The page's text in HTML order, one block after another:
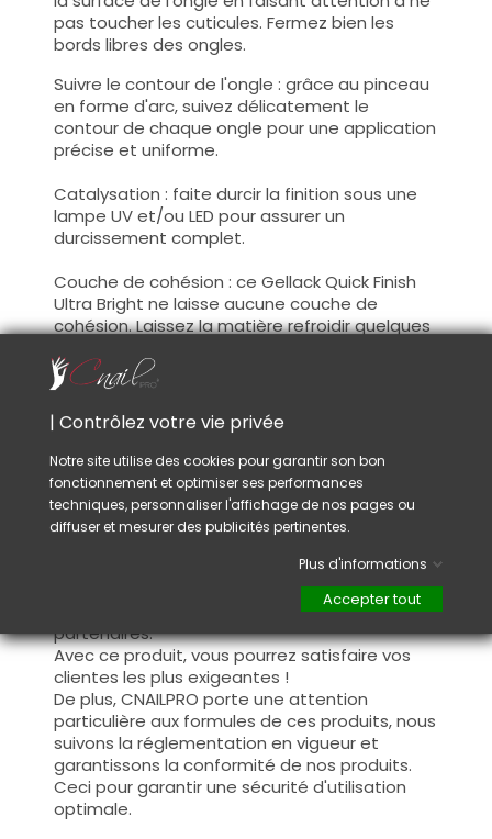
pas toucher les cuticules. Fermez bien les
bords libres des ongles.
Suivre le contour de l'ongle : grâce au pinceau
en forme d'arc, suivez délicatement le
contour de chaque ongle pour une application
précise et uniforme.
Catalysation : faite durcir la finition sous une
lampe UV et/ou LED pour assurer un
durcissement complet.
Couche de cohésion : ce Gellack Quick Finish
Ultra Bright ne laisse aucune couche de
cohésion. Laissez la matière refroidir quelques
cuticule.
Catalysation :
Lampe UV / LED 48W 20 sec.
Lampe UV / LED 24W30 sec.
Lampe UV / LED 6W
40 sec.
Ce produit a été testé et approuvé par les
centres de formation professionnelle
partenaires.
Avec ce produit, vous pourrez satisfaire vos
clientes les plus exigeantes !
De plus, CNAILPRO porte une attention
particulière aux formules de ces produits, nous
suivons la réglementation en vigueur et
garantissons la conformité de nos produits.
Ceci pour garantir une sécurité d'utilisation
optimale.
| Contrôlez votre vie privée
Notre site utilise des cookies pour garantir son bon
fonctionnement et optimiser ses performances
techniques, personnaliser l'affichage de nos pages ou
diffuser et mesurer des publicités pertinentes.
Plus d'informations
Accepter tout